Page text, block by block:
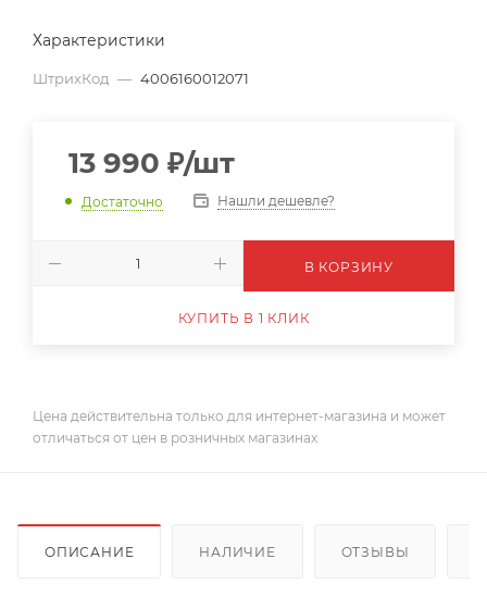
Характеристики
ШтрихКод — 4006160012071
13 990 ₽/шт
Достаточно Нашли дешевле?
В КОРЗИНУ
КУПИТЬ В 1 КЛИК
Цена действительна только для интернет-магазина и может
отличаться от цен в розничных магазинах
ОПИСАНИЕ НАЛИЧИЕ ОТЗЫВЫ